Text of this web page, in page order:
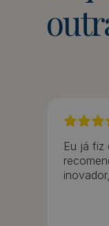
Eu já fiz